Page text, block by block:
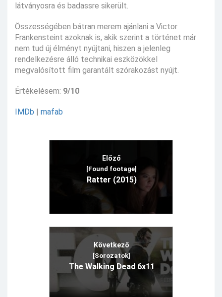
látványosra és badassre sikerült.
Összességében bátran merem ajánlani a Victor
Frankensteint azoknak is, akik szerint a történet már
nem tud új élményt nyújtani, hiszen a jelenleg
rendelkezésre álló technikai eszközökkel
megvalósított film garantált szórakozást nyújt.
Értékelésem: 9/10
IMDb | mafab
Előző
[Found footage]
Ratter (2015)
Következő
[Sorozatok]
The Walking Dead 6x11